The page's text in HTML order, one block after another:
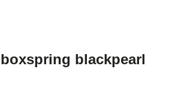
blackpearl